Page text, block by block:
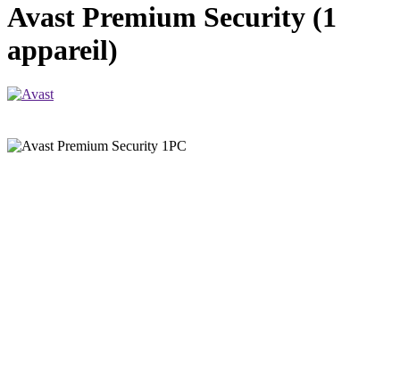
Avast Premium Security (1
appareil)